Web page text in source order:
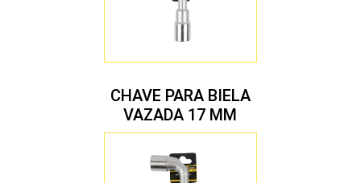
CHAVE PARA BIELA
VAZADA 17 MM